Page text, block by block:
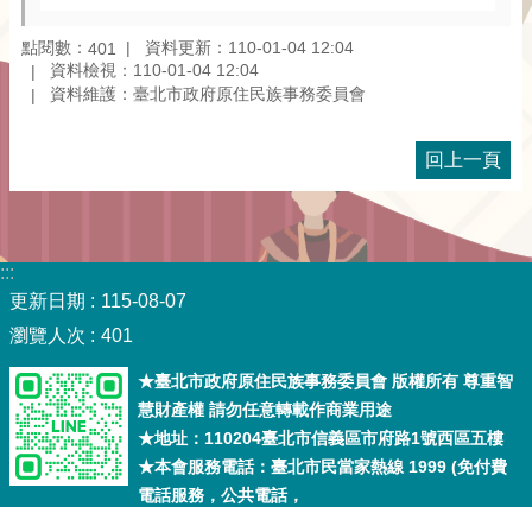
點閱數： 401
資料更新：110-01-04 12:04
資料檢視：110-01-04 12:04
資料維護：臺北市政府原住民族事務委員會
回上一頁
:::
更新日期
115-08-07
瀏覽人次
401
★臺北市政府原住民族事務委員會 版權所有 尊重智
慧財產權 請勿任意轉載作商業用途
★地址：110204臺北市信義區市府路1號西區五樓
★本會服務電話：臺北市民當家熱線 1999 (免付費
電話服務，公共電話，